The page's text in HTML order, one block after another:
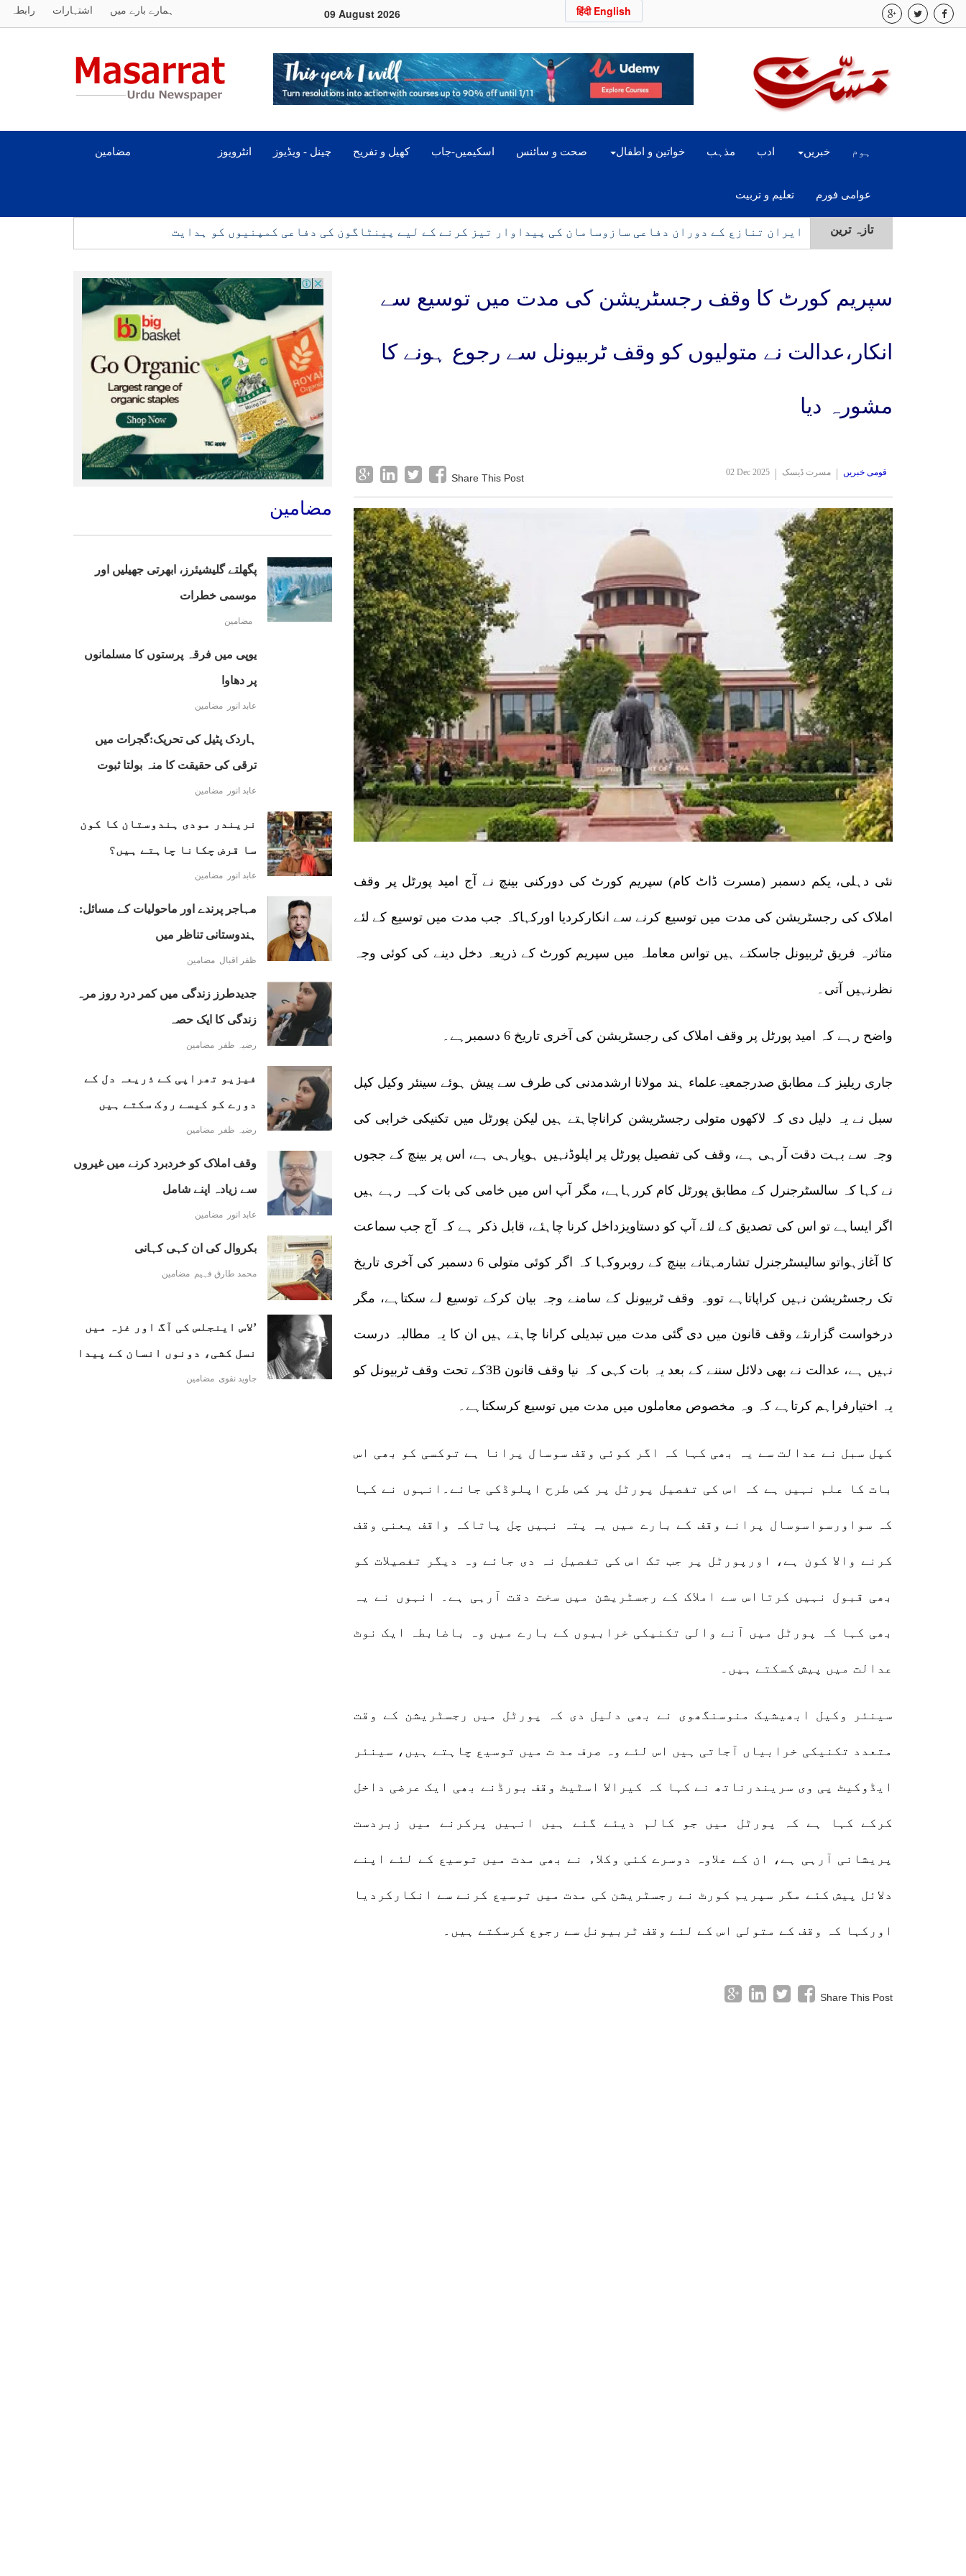
ہمارے بارے میں اشتہارات رابطہ 09 August 2026 हिंदी English
ہوم مضامین خبریں ادب مذہب خواتین و اطفال صحت و سائنس اسکیمیں-جاب کھیل و تفریح چینل - ویڈیوز انٹرویوز
عوامی فورم تعلیم و تربیت
تازہ ترین ایران تنازع کے دوران دفاعی سازوسامان کی پیداوار تیز کرنے کے لیے پینٹاگون کی دفاعی کمپنیوں کو ہدایت
سپریم کورٹ کا وقف رجسٹریشن کی مدت میں توسیع سے
انکار،عدالت نے متولیوں کو وقف ٹربیونل سے رجوع ہونے کا
مشورہ دیا
Share This Post 02 Dec 2025 مسرت ڈیسک قومی خبریں
نئی دہلی، یکم دسمبر (مسرت ڈاٹ کام) سپریم کورٹ کی دورکنی بینچ نے آج امید پورٹل پر وقف
املاک کی رجسٹریشن کی مدت میں توسیع کرنے سے انکارکردیا اورکہاکہ جب مدت میں توسیع کے لئے
متاثرہ فریق ٹربیونل جاسکتے ہیں تواس معاملہ میں سپریم کورٹ کے ذریعہ دخل دینے کی کوئی وجہ
نظرنہیں آتی۔
واضح رہے کہ امید پورٹل پر وقف املاک کی رجسٹریشن کی آخری تاریخ 6 دسمبرہے۔
جاری ریلیز کے مطابق صدرجمعیۃعلماء ہند مولانا ارشدمدنی کی طرف سے پیش ہوئے سینئر وکیل کپل
سبل نے یہ دلیل دی کہ لاکھوں متولی رجسٹریشن کراناچاہتے ہیں لیکن پورٹل میں تکنیکی خرابی کی
وجہ سے بہت دقت آرہی ہے، وقف کی تفصیل پورٹل پر اپلوڈنہیں ہوپارہی ہے، اس پر بینچ کے ججوں
نے کہا کہ سالسٹرجنرل کے مطابق پورٹل کام کررہاہے، مگر آپ اس میں خامی کی بات کہہ رہے ہیں
اگر ایساہے تو اس کی تصدیق کے لئے آپ کو دستاویزداخل کرنا چاہئے، قابل ذکر ہے کہ آج جب سماعت
کا آغازہواتو سالیسٹرجنرل تشارمہتانے بینچ کے روبروکہا کہ اگر کوئی متولی 6 دسمبر کی آخری تاریخ
تک رجسٹریشن نہیں کراپاتاہے تووہ وقف ٹربیونل کے سامنے وجہ بیان کرکے توسیع لے سکتاہے، مگر
درخواست گزارنئے وقف قانون میں دی گئی مدت میں تبدیلی کرانا چاہتے ہیں ان کا یہ مطالبہ درست
نہیں ہے، عدالت نے بھی دلائل سننے کے بعد یہ بات کہی کہ نیا وقف قانون 3Bکے تحت وقف ٹربیونل کو
یہ اختیارفراہم کرتاہے کہ وہ مخصوص معاملوں میں مدت میں توسیع کرسکتاہے۔
کپل سبل نے عدالت سے یہ بھی کہا کہ اگر کوئی وقف سوسال پرانا ہے توکسی کو بھی اس
بات کا علم نہیں ہے کہ اس کی تفصیل پورٹل پر کس طرح اپلوڈکی جائے۔انہوں نے کہا
کہ سواورسواسوسال پرانے وقف کے بارے میں یہ پتہ نہیں چل پاتاکہ واقف یعنی وقف
کرنے والا کون ہے، اورپورٹل پر جب تک اس کی تفصیل نہ دی جائے وہ دیگر تفصیلات کو
بھی قبول نہیں کرتااس سے املاک کے رجسٹریشن میں سخت دقت آرہی ہے۔ انہوں نے یہ
بھی کہا کہ پورٹل میں آنے والی تکنیکی خرابیوں کے بارے میں وہ باضابطہ ایک نوٹ
عدالت میں پیش کسکتے ہیں۔
سینئر وکیل ابھیشیک منوسنگھوی نے بھی دلیل دی کہ پورٹل میں رجسٹریشن کے وقت
متعدد تکنیکی خرابیاں آجاتی ہیں اس لئے وہ صرف مد ت میں توسیع چاہتے ہیں، سینئر
ایڈوکیٹ پی وی سریندرناتھ نے کہا کہ کیرالا اسٹیٹ وقف بورڈنے بھی ایک عرضی داخل
کرکے کہا ہے کہ پورٹل میں جو کالم دیئے گئے ہیں انہیں پرکرنے میں زبردست
پریشانی آرہی ہے، ان کے علاوہ دوسرے کئی وکلاء نے بھی مدت میں توسیع کے لئے اپنے
دلائل پیش کئے مگر سپریم کورٹ نے رجسٹریشن کی مدت میں توسیع کرنے سے انکارکردیا
اورکہا کہ وقف کے متولی اس کے لئے وقف ٹربیونل سے رجوع کرسکتے ہیں۔
Share This Post
مضامین
پگھلتے گلیشیئرز، ابھرتی جھیلیں اور
موسمی خطرات
مضامین
یوپی میں فرقہ پرستوں کا مسلمانوں
پر دھاوا
عابد انور مضامین
ہاردک پٹیل کی تحریک:گجرات میں
ترقی کی حقیقت کا منہ بولتا ثبوت
عابد انور مضامین
نریندر مودی ہندوستان کا کون
سا قرض چکانا چاہتے ہیں؟
عابد انور مضامین
مہاجر پرندے اور ماحولیات کے مسائل:
ہندوستانی تناظر میں
ظفر اقبال مضامین
جدیدطرز زندگی میں کمر درد روز مرہ
زندگی کا ایک حصہ
رضیہ ظفر مضامین
فیزیو تھراپی کے ذریعہ دل کے
دورے کو کیسے روک سکتے ہیں
رضیہ ظفر مضامین
وقف املاک کو خردبرد کرنے میں غیروں
سے زیادہ اپنے شامل
عابد انور مضامین
بکروال کی ان کہی کہانی
محمد طارق فہیم مضامین
’لاس اینجلس کی آگ اور غزہ میں
نسل کشی، دونوں انسان کے پیدا
کردہ المیے ہیں‘
جاوید نقوی مضامین